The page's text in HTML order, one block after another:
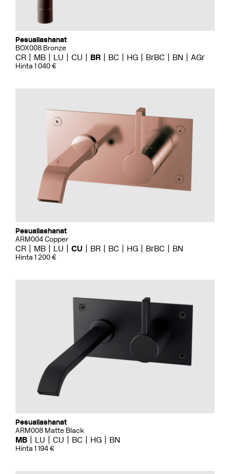
Pesuallashanat
BOX008 Bronze
CR MB LU CU BR BC HG BrBC BN AGr
Hinta 1 040 €
Pesuallashanat
ARM004 Copper
CR MB LU CU BR BC HG BrBC BN
Hinta 1 200 €
Pesuallashanat
ARM008 Matte Black
MB LU CU BC HG BN
Hinta 1 194 €